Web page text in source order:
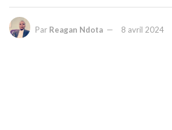
Par Reagan Ndota 8 avril 2024